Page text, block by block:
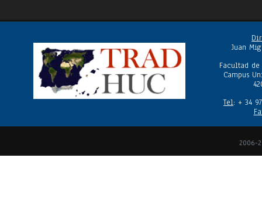
Juan
Facultad
Campus
Tel: + 34
2006-